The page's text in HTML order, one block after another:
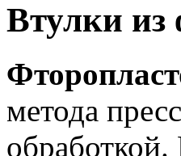
Втулки из
метода
обработкой.